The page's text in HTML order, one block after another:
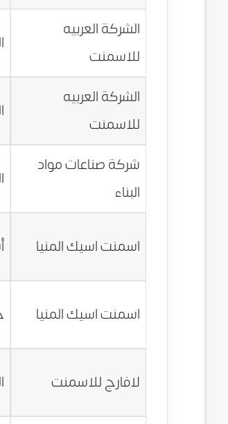
الشركة العربيه
للاسمنت
الشركة العربيه
للاسمنت
شركة صناعات مواد
البناء
اسمنت اسيك المنيا
اسمنت اسيك المنيا
لافارج للاسمنت